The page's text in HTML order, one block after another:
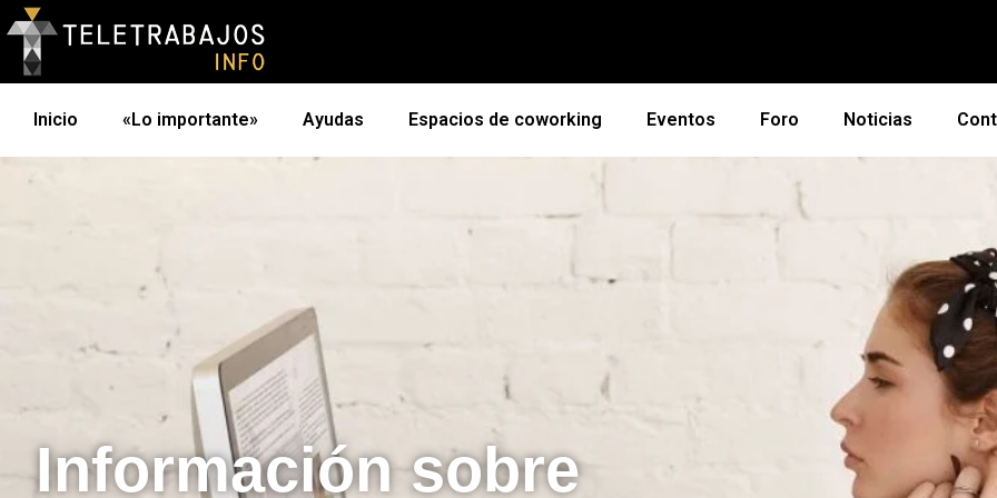
Inicio «Lo importante» Ayudas Espacios de coworking Eventos Foro Noticias
Información sobre